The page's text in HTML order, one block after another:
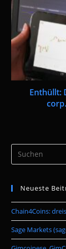
Enthüllt:
Neueste
Chain4Coins:
Sage Markets